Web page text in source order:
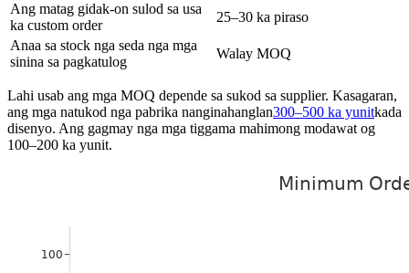
Ang matag gidak-on sulod sa usa
ka custom order
25–30 ka piraso
Anaa sa stock nga seda nga mga
sinina sa pagkatulog
Walay MOQ
Lahi usab ang mga MOQ depende sa sukod sa supplier. Kasagaran,
ang mga natukod nga pabrika nanginahanglan300–500 ka yunitkada
disenyo. Ang gagmay nga mga tiggama mahimong modawat og
100–200 ka yunit.